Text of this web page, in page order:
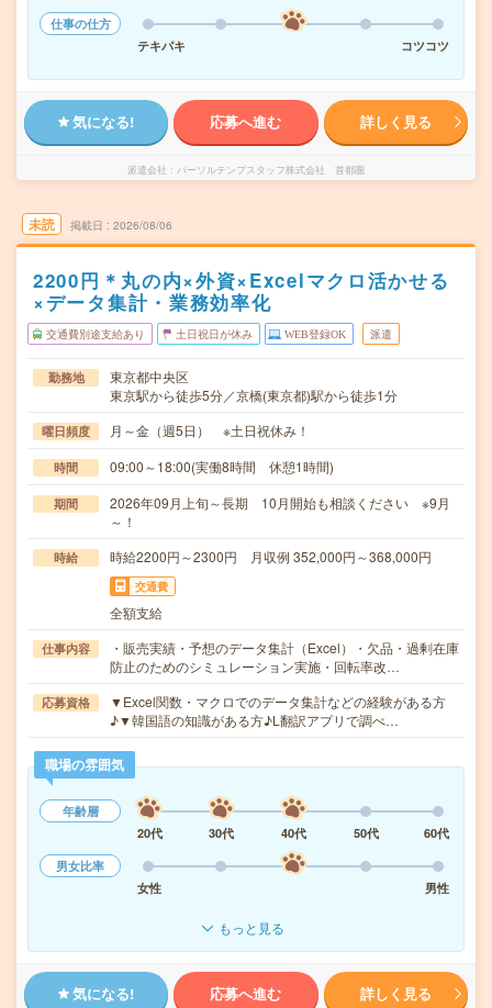
仕事の仕方
テキパキ
コツコツ
気になる! 応募へ進む 詳しく見る
派遣会社 パーソルテンプスタッフ株式会社 首都圏
未読 掲載日 2026/08/06
2200円＊丸の内×外資×Excelマクロ活かせる
×データ集計・業務効率化
交通費別途支給あり 土日祝日が休み WEB登録OK 派遣
勤務地
東京都中央区
東京駅から徒歩5分／京橋(東京都)駅から徒歩1分
曜日頻度 月～金（週5日） ※土日祝休み！
時間 09:00～18:00(実働8時間 休憩1時間)
期間
2026年09月上旬～長期 10月開始も相談ください ※9月
～！
時給 時給2200円～2300円 月収例 352,000円～368,000円
交通費
全額支給
仕事内容
・販売実績・予想のデータ集計（Excel）・欠品・過剰在庫
防止のためのシミュレーション実施・回転率改…
応募資格
▼Excel関数・マクロでのデータ集計などの経験がある方
♪▼韓国語の知識がある方♪L翻訳アプリで調べ…
職場の雰囲気
年齢層
20代
30代 40代 50代
60代
男女比率
女性
男性
もっと見る
気になる! 応募へ進む 詳しく見る